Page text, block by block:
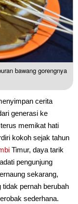
bawang gorengnya
cerita
generasi ke
memikat hati
kokoh sejak tahun
Timur, daya tarik
pengunjung
sekarang,
pernah berubah
sederhana.